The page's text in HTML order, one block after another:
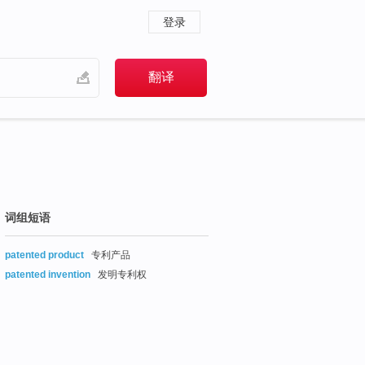
登录
词组短语
patented product
专利产品
patented invention
发明专利权